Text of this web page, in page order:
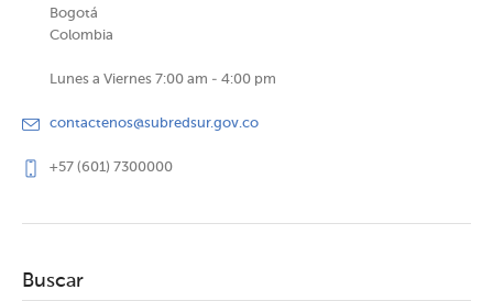
Bogotá
Colombia
Lunes a Viernes 7:00 am - 4:00 pm
contactenos@subredsur.gov.co
+57 (601) 7300000
Buscar